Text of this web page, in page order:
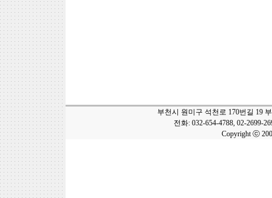
부천시 원미구 석천로 170번길 19
전화: 032-654-4788, 02-2699-
Copyright ⓒ